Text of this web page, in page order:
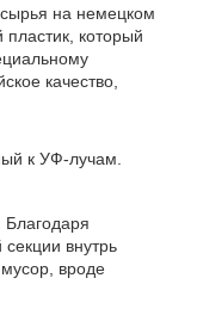
сырья на немецком
который
качество,
к УФ-лучам.
Благодаря
внутрь
вроде